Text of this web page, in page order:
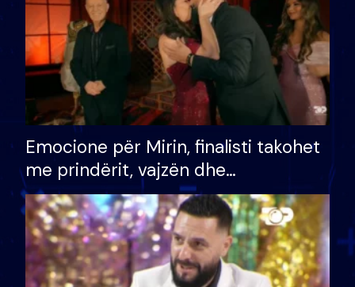
Emocione për Mirin, finalisti takohet
me prindërit, vajzën dhe
bashkëshorten: S’kemi ndonjë letër
divorci apo jo?